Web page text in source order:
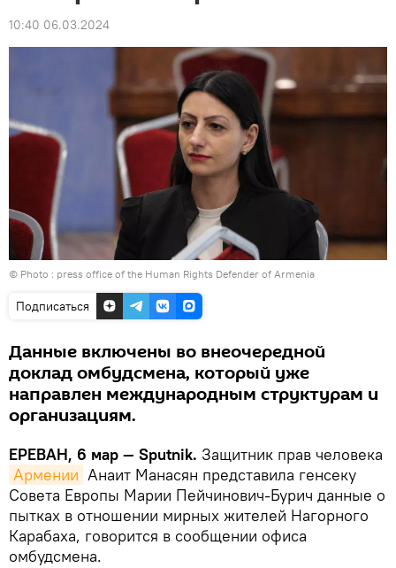
10:40 06.03.2024
© Photo : press office of the Human Rights Defender of Armenia
Подписаться
Данные включены во внеочередной
доклад омбудсмена, который уже
направлен международным структурам и
организациям.
ЕРЕВАН, 6 мар — Sputnik. Защитник прав человека
Армении Анаит Манасян представила генсеку
Совета Европы Марии Пейчинович-Бурич данные о
пытках в отношении мирных жителей Нагорного
Карабаха, говорится в сообщении офиса
омбудсмена.